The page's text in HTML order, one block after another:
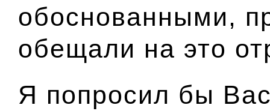
обоснованными,
обещали на это
Я попросил бы